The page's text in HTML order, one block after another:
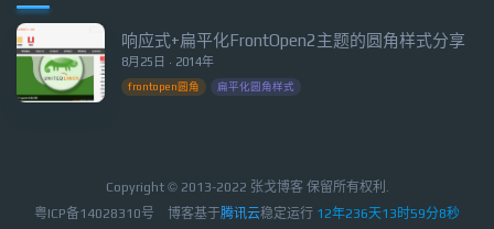
8月25日 · 2014年
响应式+扁平化FrontOpen2主题的圆角样式分享
frontopen圆角 扁平化圆角样式
Copyright © 2013-2022 张戈博客 保留所有权利.
粤ICP备14028310号
博客基于腾讯云稳定运行 12年236天13时59分8秒